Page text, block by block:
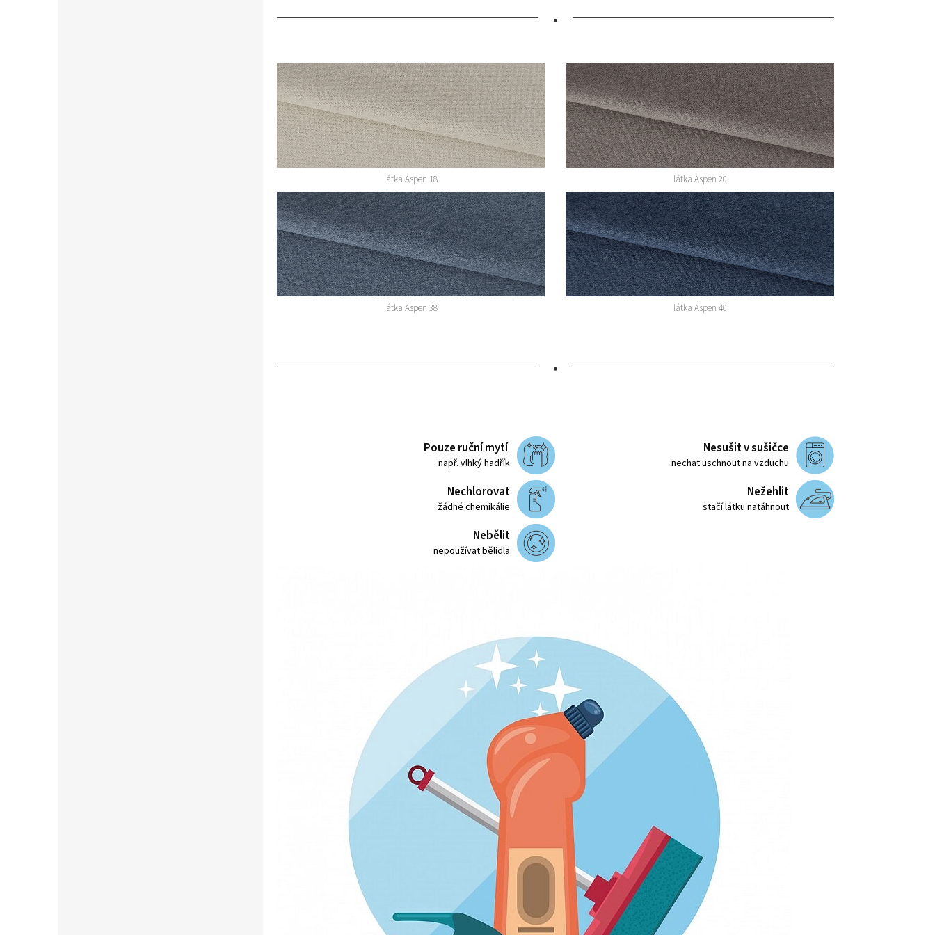
•
látka Aspen 18 látka Aspen 20
látka Aspen 38 látka Aspen 40
•
Pouze ruční mytí
např. vlhký hadřík
Nesušit v sušičce
nechat uschnout na vzduchu
Nechlorovat
žádné chemikálie
Nežehlit
stačí látku natáhnout
Nebělit
nepoužívat bělidla